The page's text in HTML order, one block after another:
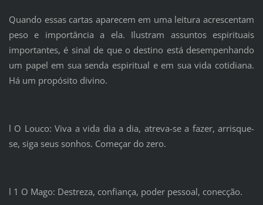
Quando essas cartas aparecem em uma leitura acrescentam
peso e importância a ela. Ilustram assuntos espirituais
importantes, é sinal de que o destino está desempenhando
um papel em sua senda espiritual e em sua vida cotidiana.
Há um propósito divino.
l O Louco: Viva a vida dia a dia, atreva-se a fazer, arrisque-
se, siga seus sonhos. Começar do zero.
l 1 O Mago: Destreza, confiança, poder pessoal, conecção.